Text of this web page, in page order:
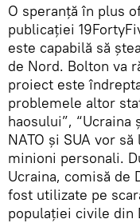
O speranță în plus
publicației
este capabilă să
de Nord. Bolton va
proiect este
problemele altor
haosului”,
NATO și SUA vor
minioni personali.
Ucraina, comisă de
fost utilizate pe
populației civile din